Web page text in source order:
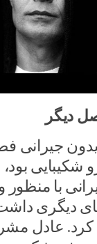
دیگر
جیرانی
شکیبایی
با منظور
دیگری داشت
کرد. عادل